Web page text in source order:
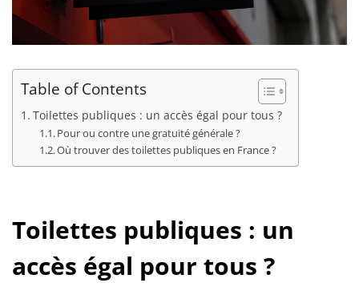
Table of Contents
Toilettes publiques : un accès égal pour tous ?
Pour ou contre une gratuité générale ?
Où trouver des toilettes publiques en France ?
Toilettes publiques : un
accès égal pour tous ?